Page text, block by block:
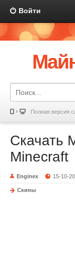
Войти
Полная версия
Скачать
Minecraft
Enginex 15-10-
Скины